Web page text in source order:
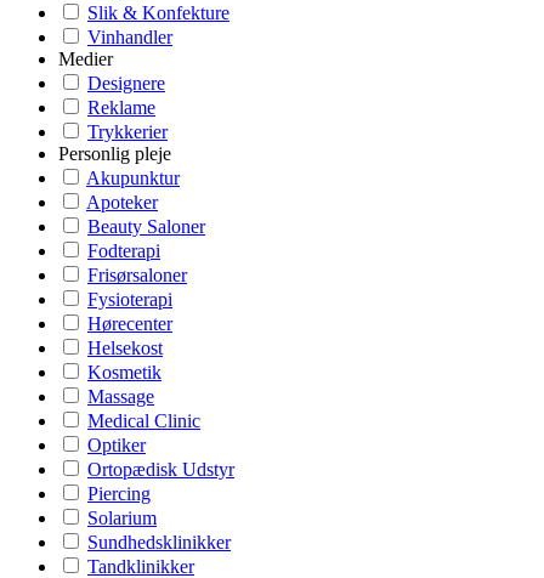
Slik & Konfekture
Vinhandler
Medier
Designere
Reklame
Trykkerier
Personlig pleje
Akupunktur
Apoteker
Beauty Saloner
Fodterapi
Frisørsaloner
Fysioterapi
Hørecenter
Helsekost
Kosmetik
Massage
Medical Clinic
Optiker
Ortopædisk Udstyr
Piercing
Solarium
Sundhedsklinikker
Tandklinikker